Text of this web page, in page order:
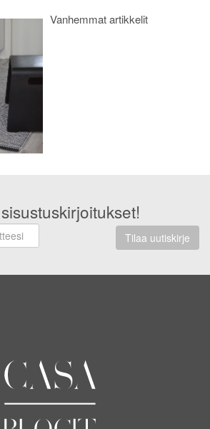
Vanhemmat artikkelit
Tilaa uutiskirje